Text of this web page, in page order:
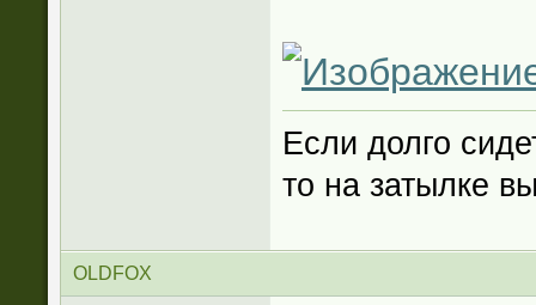
Если долго
то на затылке
OLDFOX